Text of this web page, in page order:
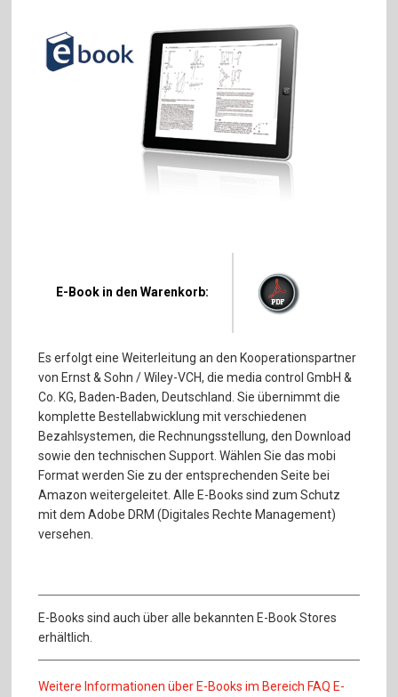
E-Book in den Warenkorb:
Es erfolgt eine Weiterleitung an den Kooperationspartner
von Ernst & Sohn / Wiley-VCH, die media control GmbH &
Co. KG, Baden-Baden, Deutschland. Sie übernimmt die
komplette Bestellabwicklung mit verschiedenen
Bezahlsystemen, die Rechnungsstellung, den Download
sowie den technischen Support. Wählen Sie das mobi
Format werden Sie zu der entsprechenden Seite bei
Amazon weitergeleitet. Alle E-Books sind zum Schutz
mit dem Adobe DRM (Digitales Rechte Management)
versehen.
E-Books sind auch über alle bekannten E-Book Stores
erhältlich.
Weitere Informationen über E-Books im Bereich FAQ E-